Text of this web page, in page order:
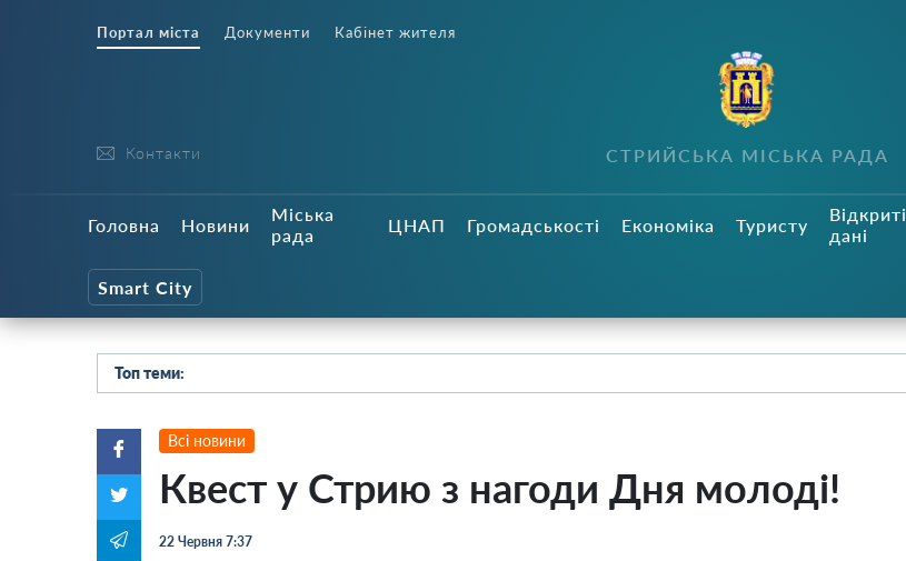
Портал міста Документи Кабінет жителя
Контакти СТРИЙСЬКА МІСЬКА РАДА
Головна Новини
Міська
рада
ЦНАП Громадськості Економіка Туристу
Відкриті
дані
Smart City
Топ теми:
Всі новини
Квест у Стрию з нагоди Дня молоді!
22 Червня 7:37